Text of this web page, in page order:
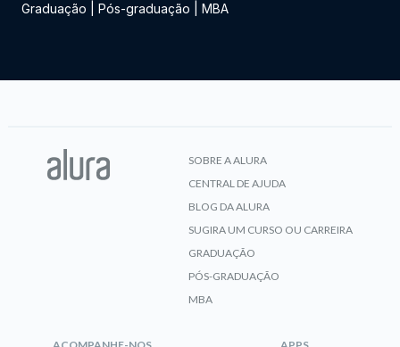
Graduação Pós-graduação MBA
SOBRE A ALURA
CENTRAL DE AJUDA
BLOG DA ALURA
SUGIRA UM CURSO OU CARREIRA
GRADUAÇÃO
PÓS-GRADUAÇÃO
MBA